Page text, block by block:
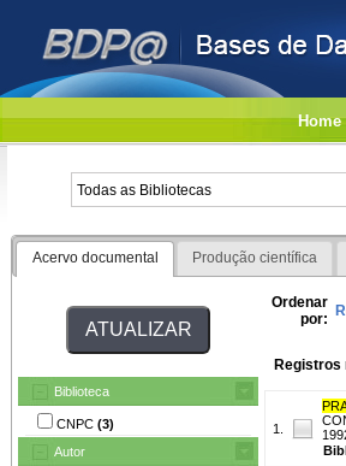
Home
Acervo documental Produção científica
Biblioteca
CNPC (3)
Autor
Ordenar
por:
Registros
1.